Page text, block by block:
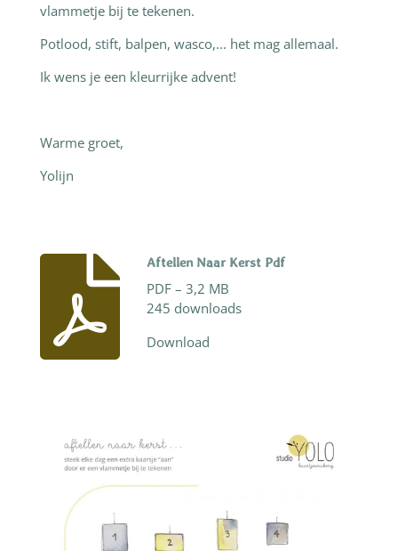
vlammetje bij te tekenen.
Potlood, stift, balpen, wasco,... het mag allemaal.
Ik wens je een kleurrijke advent!
Warme groet,
Yolijn
Aftellen Naar Kerst Pdf
PDF – 3,2 MB
245 downloads
Download